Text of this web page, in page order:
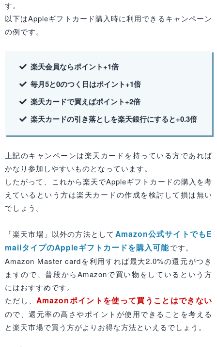
す。
以下はAppleギフトカード購入時に利用できるキャンペーン
の例です。
楽天会員ならポイント+1倍
毎月5と0のつく日はポイント+1倍
楽天カードで買えばポイント+2倍
楽天カードの引き落としを楽天銀行にすると+0.3倍
上記のキャンペーンは楽天カードを持っている方であれば
かなり参加しやすいものとなっています。
したがって、これから楽天でAppleギフトカードの購入を考
えているという方は楽天カードの作成を検討して損は無い
でしょう。
「楽天市場」以外の方法として Amazon公式サイトでもE
mailタイプのAppleギフトカードを購入可能です。
Amazon Master cardを利用すれば最大2.0%の還元がつき
ますので、普段からAmazonで買い物をしているという方
にはおすすめです。
ただし、Amazonポイントを使って買うことはできない
ので、還元率の高さやポイントが使用できることを考える
と楽天市場で買う方がよりお得な方法といえるでしょう。